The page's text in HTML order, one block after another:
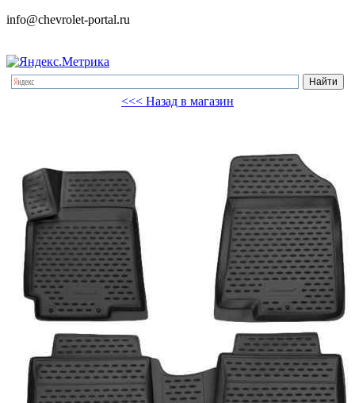
info@chevrolet-portal.ru
<<< Назад в магазин